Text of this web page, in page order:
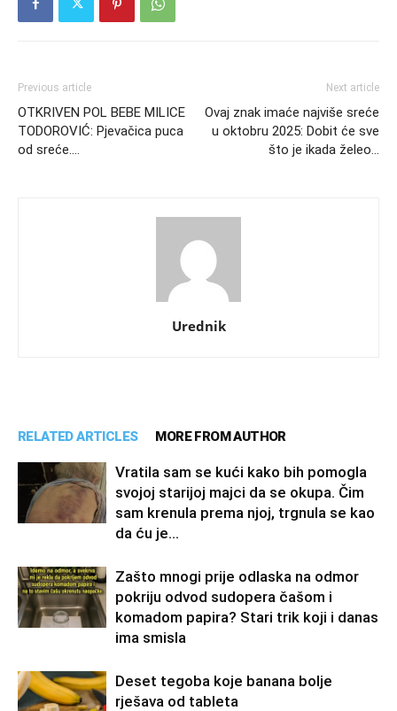
Previous article
OTKRIVEN POL BEBE MILICE
TODOROVIĆ: Pjevačica puca
od sreće….
Next article
Ovaj znak imaće najviše sreće
u oktobru 2025: Dobit će sve
što je ikada želeo…
Urednik
RELATED ARTICLES MORE FROM AUTHOR
Vratila sam se kući kako bih pomogla
svojoj starijoj majci da se okupa. Čim
sam krenula prema njoj, trgnula se kao
da ću je...
Zašto mnogi prije odlaska na odmor
pokriju odvod sudopera čašom i
komadom papira? Stari trik koji i danas
ima smisla
Deset tegoba koje banana bolje
rješava od tableta